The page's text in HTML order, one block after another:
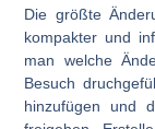
Die größte
kompakter und
man welche
Besuch
hinzufügen und